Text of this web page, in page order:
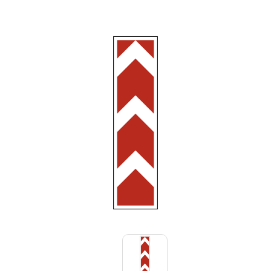
Светодиодные дорожные знаки
Дорожные знаки с внутренней подсветкой
Заградительные светодиодные знаки
Передвижные заградительные знаки
Опоры дорожных знаков (Стойки)
Светодиодные знаки на солнечной